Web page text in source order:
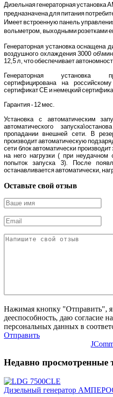
Дизельная генераторная
предназначена для питания
Имеет встроенную панель
вольметром, выходными розетками
Генераторная установка оснащена
воздушного охлаждения 3000
12,5 л, что обеспечивает
Генераторная установка
сертифицирована на
сертификат CE и немецкий
Гарантия - 12 мес.
Установка с автоматическим
автоматического
пропадании внешней сети. В
производит автоматическую
сети блок автоматически
на него нагрузки ( при неудачном
попыток запуска 3). После
останавливается автоматически,
Оставьте свой отзыв
Нажимая кнопку "Отправить",
дееспособность, даю согласие
персональных данных в
Отправить
Недавно просмотренные
Дизельный генератор